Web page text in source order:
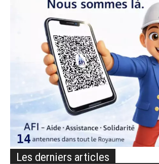
Les derniers articles